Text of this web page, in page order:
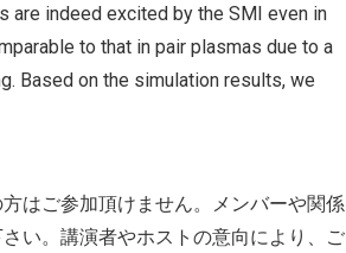
are indeed excited by the SMI even in
to that in pair plasmas due to a
Based on the simulation results, we
はご参加頂けません。メンバーや関係
い。講演者やホストの意向により、ご